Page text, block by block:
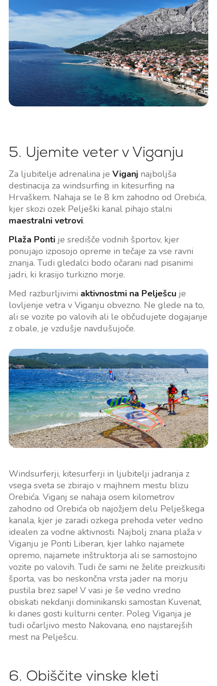
5. Ujemite veter v Viganju
Za ljubitelje adrenalina je Viganjnajboljša
destinacija za windsurfing in kitesurfing na
Hrvaškem. Nahaja se le 8 km zahodno od Orebića,
kjer skozi ozek Pelješki kanal pihajo stalni
maestralni vetrovi.
Plaža Pontije središče vodnih športov, kjer
ponujajo izposojo opreme in tečaje za vse ravni
znanja. Tudi gledalci bodo očarani nad pisanimi
jadri, ki krasijo turkizno morje.
Med razburljivimi aktivnostmi na Pelješcuje
lovljenje vetra v Viganju obvezno. Ne glede na to,
ali se vozite po valovih ali le občudujete dogajanje
z obale, je vzdušje navdušujoče.
Windsurferji, kitesurferji in ljubitelji jadranja z
vsega sveta se zbirajo v majhnem mestu blizu
Orebića. Viganj se nahaja osem kilometrov
zahodno od Orebića ob najožjem delu Pelješkega
kanala, kjer je zaradi ozkega prehoda veter vedno
idealen za vodne aktivnosti. Najbolj znana plaža v
Viganju je Ponti Liberan, kjer lahko najamete
opremo, najamete inštruktorja ali se samostojno
vozite po valovih. Tudi če sami ne želite preizkusiti
športa, vas bo neskončna vrsta jader na morju
pustila brez sape! V vasi je še vedno vredno
obiskati nekdanji dominikanski samostan Kuvenat,
ki danes gosti kulturni center. Poleg Viganja je
tudi očarljivo mesto Nakovana, eno najstarejših
mest na Pelješcu.
6. Obiščite vinske kleti